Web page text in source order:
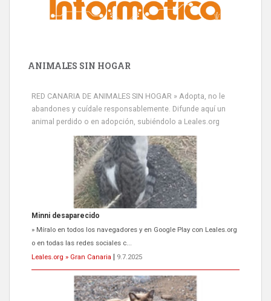
ANIMALES SIN HOGAR
RED CANARIA DE ANIMALES SIN HOGAR » Adopta, no le
abandones y cuídale responsablemente. Difunde aquí un
animal perdido o en adopción, subiéndolo a Leales.org
Minni desaparecido
» Míralo en todos los navegadores y en Google Play con Leales.org
o en todas las redes sociales c...
Leales.org » Gran Canaria
9.7.2025